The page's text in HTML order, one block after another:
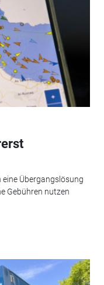
Übergangslösung
Gebühren nutzen